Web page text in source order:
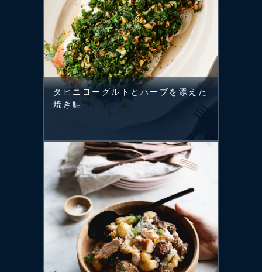
タヒニヨーグルトとハーブを添えた
焼き鮭